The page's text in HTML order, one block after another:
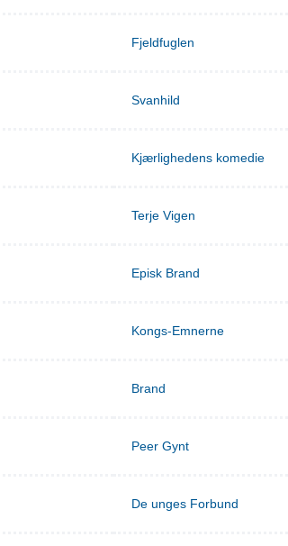
Fjeldfuglen
Svanhild
Kjærlighedens komedie
Terje Vigen
Episk Brand
Kongs-Emnerne
Brand
Peer Gynt
De unges Forbund